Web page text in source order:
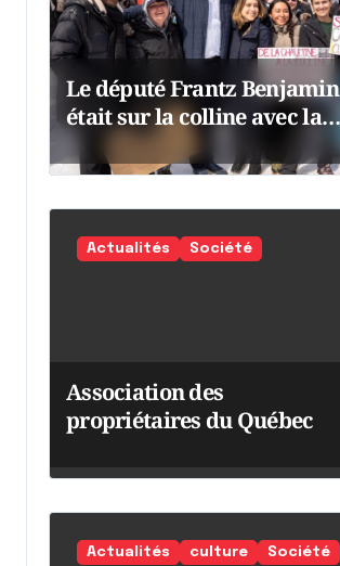
Le député Frantz Benjamin
était sur la colline avec la
chaumine
Actualités Société
Association des
propriétaires du Québec
Actualités culture Société